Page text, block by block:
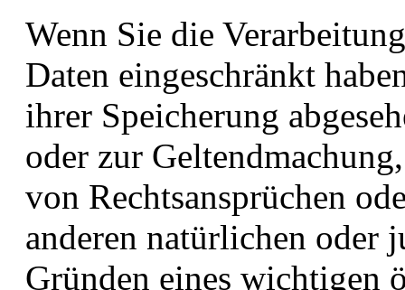
Wenn Sie die
Daten eingeschränkt
ihrer Speicherung
oder zur
von Rechtsansprüchen
anderen natürlichen oder
Gründen eines wichtigen